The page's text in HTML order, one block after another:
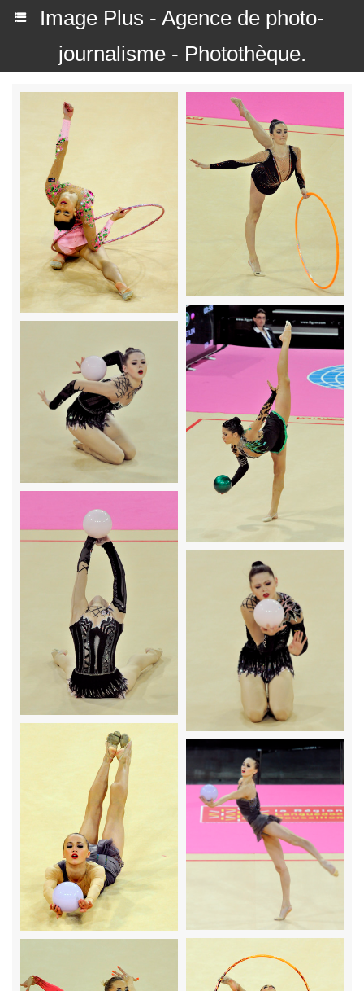
Image Plus - Agence de photo-
journalisme - Photothèque.